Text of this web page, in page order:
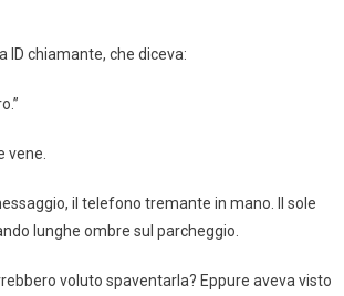
ID chiamante, che diceva:
vene.
il telefono tremante in mano. Il sole
lunghe ombre sul parcheggio.
voluto spaventarla? Eppure aveva visto